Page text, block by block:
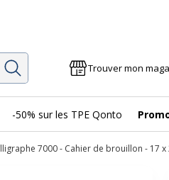
Rechercher Trouver mon
-50% sur les TPE Qonto
7000 - Cahier de brouillon - 17